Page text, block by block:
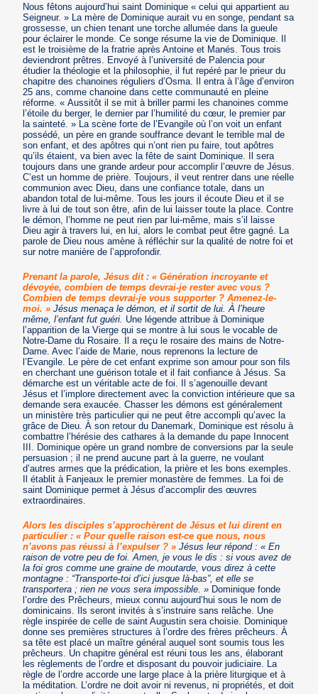
Nous fêtons aujourd’hui saint Dominique « celui qui appartient au
Seigneur. » La mère de Dominique aurait vu en songe, pendant sa
grossesse, un chien tenant une torche allumée dans la gueule
pour éclairer le monde. Ce songe résume la vie de Dominique. Il
est le troisième de la fratrie après Antoine et Manés. Tous trois
deviendront prêtres. Envoyé à l’université de Palencia pour
étudier la théologie et la philosophie, il fut repéré par le prieur du
chapitre des chanoines réguliers d’Osma. Il entra à l’âge d’environ
25 ans, comme chanoine dans cette communauté en pleine
réforme. « Aussitôt il se mit à briller parmi les chanoines comme
l’étoile du berger, le dernier par l’humilité du cœur, le premier par
la sainteté. » La scène forte de l’Evangile où l’on voit un enfant
possédé, un père en grande souffrance devant le terrible mal de
son enfant, et des apôtres qui n’ont rien pu faire, tout apôtres
qu’ils étaient, va bien avec la fête de saint Dominique. Il sera
toujours dans une grande ardeur pour accomplir l’œuvre de Jésus.
C’est un homme de prière. Toujours, il veut rentrer dans une réelle
communion avec Dieu, dans une confiance totale, dans un
abandon total de lui-même. Tous les jours il écoute Dieu et il se
livre à lui de tout son être, afin de lui laisser toute la place. Contre
le démon, l’homme ne peut rien par lui-même, mais s’il laisse
Dieu agir à travers lui, en lui, alors le combat peut être gagné. La
parole de Dieu nous amène à réfléchir sur la qualité de notre foi et
sur notre manière de l’approfondir.
Prenant la parole, Jésus dit : « Génération incroyante et
dévoyée, combien de temps devrai-je rester avec vous ?
Combien de temps devrai-je vous supporter ? Amenez-le-
moi. » Jésus menaça le démon, et il sortit de lui. À l’heure
même, l’enfant fut guéri. Une légende attribue à Dominique
l’apparition de la Vierge qui se montre à lui sous le vocable de
Notre-Dame du Rosaire. Il a reçu le rosaire des mains de Notre-
Dame. Avec l’aide de Marie, nous reprenons la lecture de
l’Evangile. Le père de cet enfant exprime son amour pour son fils
en cherchant une guérison totale et il fait confiance à Jésus. Sa
démarche est un véritable acte de foi. Il s’agenouille devant
Jésus et l’implore directement avec la conviction intérieure que sa
demande sera exaucée. Chasser les démons est généralement
un ministère très particulier qui ne peut être accompli qu’avec la
grâce de Dieu. À son retour du Danemark, Dominique est résolu à
combattre l’hérésie des cathares à la demande du pape Innocent
III. Dominique opère un grand nombre de conversions par la seule
persuasion ; il ne prend aucune part à la guerre, ne voulant
d’autres armes que la prédication, la prière et les bons exemples.
Il établit à Fanjeaux le premier monastère de femmes. La foi de
saint Dominique permet à Jésus d’accomplir des œuvres
extraordinaires.
Alors les disciples s’approchèrent de Jésus et lui dirent en
particulier : « Pour quelle raison est-ce que nous, nous
n’avons pas réussi à l’expulser ? » Jésus leur répond : « En
raison de votre peu de foi. Amen, je vous le dis : si vous avez de
la foi gros comme une graine de moutarde, vous direz à cette
montagne : “Transporte-toi d’ici jusque là-bas”, et elle se
transportera ; rien ne vous sera impossible. » Dominique fonde
l’ordre des Prêcheurs, mieux connu aujourd’hui sous le nom de
dominicains. Ils seront invités à s’instruire sans relâche. Une
règle inspirée de celle de saint Augustin sera choisie. Dominique
donne ses premières structures à l’ordre des frères prêcheurs. À
sa tête est placé un maître général auquel sont soumis tous les
prêcheurs. Un chapitre général est réuni tous les ans, élaborant
les règlements de l’ordre et disposant du pouvoir judiciaire. La
règle de l’ordre accorde une large place à la prière liturgique et à
la méditation. L’ordre ne doit avoir ni revenus, ni propriétés, et doit